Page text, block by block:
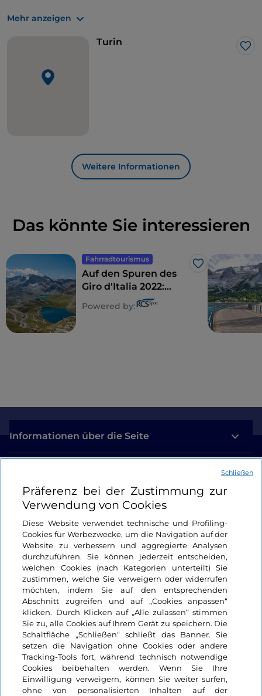
Mittelalter und Barock der Turiner Architektur
. Lassen Sie sich von den Mumien des
gewidmet ist, die sich am Ufer des Nils entwickelt
verloren haben, verpassen Sie nicht die Gelegenheit,
Risorgimento-Museum imPalazzo Carignano
Mehr anzeigen
Turin
Weitere Informationen
Das könnte Sie interessieren
Fahrradtourismus
Like
Auf den Spuren des
Giro d'Italia 2022:
Rivarolo Canavese –
Cogne
Powered by:
Informationen über die Seite
Login
Bleiben wir in Kontakt
Präferenz bei der Zustimmung zur
Verwendung von Cookies
Diese Website verwendet technische und Profiling-
Cookies für Werbezwecke, um die Navigation auf der
Website zu verbessern und aggregierte Analysen
durchzuführen. Sie können jederzeit entscheiden,
welchen Cookies (nach Kategorien unterteilt) Sie
zustimmen, welche Sie verweigern oder widerrufen
möchten, indem Sie auf den entsprechenden
Abschnitt zugreifen und auf „Cookies anpassen“
klicken. Durch Klicken auf „Alle zulassen“ stimmen
Sie zu, alle Cookies auf Ihrem Gerät zu speichern. Die
Schaltfläche „Schließen“ schließt das Banner. Sie
setzen die Navigation ohne Cookies oder andere
Tracking-Tools fort, während technisch notwendige
Cookies beibehalten werden. Wenn Sie Ihre
Einwilligung verweigern, können Sie weiter surfen,
ohne von personalisierten Inhalten auf der
Schließen